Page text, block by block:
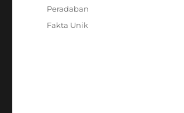
Categories
Peradaban
Tags
Fakta Unik